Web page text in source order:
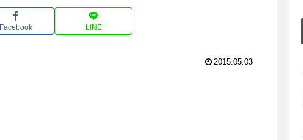
Facebook LINE
2015.05.03